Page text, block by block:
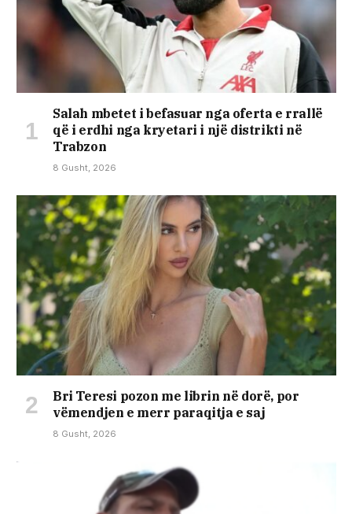
Salah mbetet i befasuar nga oferta e rrallë
që i erdhi nga kryetari i një distrikti në
Trabzon
8 Gusht, 2026
Bri Teresi pozon me librin në dorë, por
vëmendjen e merr paraqitja e saj
8 Gusht, 2026